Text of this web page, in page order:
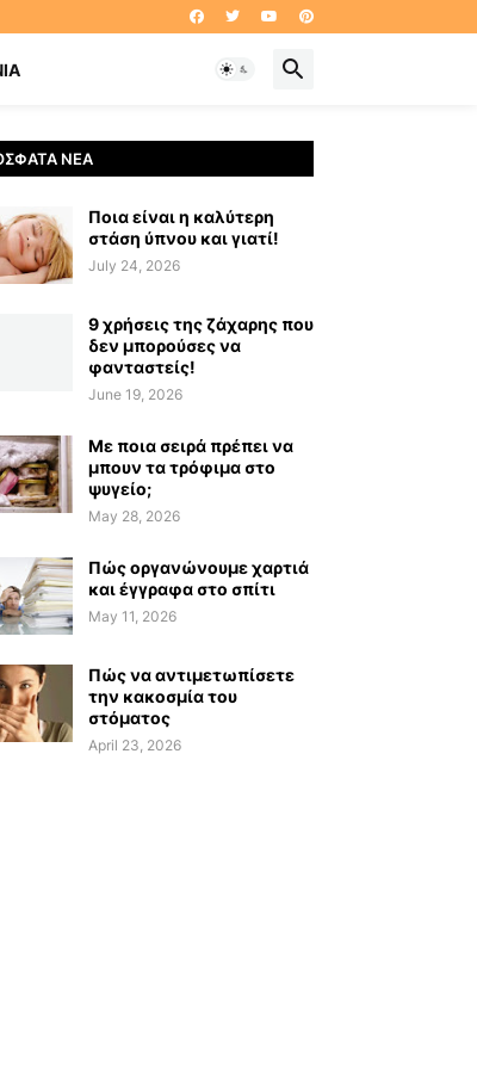
ΝΈΑ
Ποια είναι η καλύτερη
στάση ύπνου και γιατί!
July 24, 2026
9 χρήσεις της ζάχαρης που
δεν μπορούσες να
φανταστείς!
June 19, 2026
Με ποια σειρά πρέπει να
μπουν τα τρόφιμα στο
ψυγείο;
May 28, 2026
Πώς οργανώνουμε χαρτιά
και έγγραφα στο σπίτι
May 11, 2026
Πώς να αντιμετωπίσετε
την κακοσμία του
στόματος
April 23, 2026